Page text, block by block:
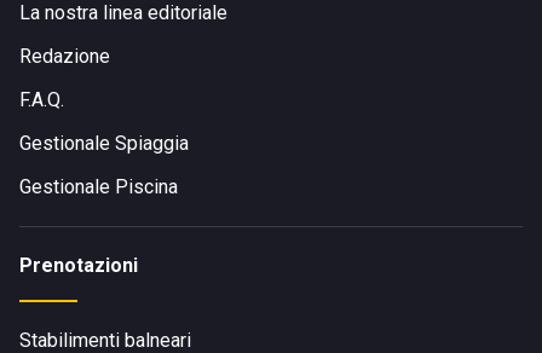
La nostra linea editoriale
Redazione
F.A.Q.
Gestionale Spiaggia
Gestionale Piscina
Prenotazioni
Stabilimenti balneari